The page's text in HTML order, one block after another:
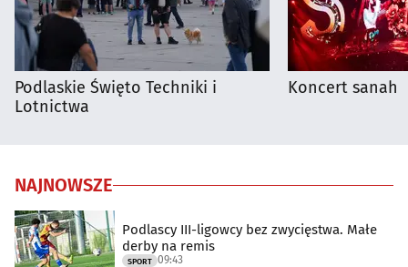
Podlaskie Święto Techniki i
Lotnictwa
Koncert sanah
NAJNOWSZE
Podlascy III-ligowcy bez zwycięstwa. Małe
derby na remis
SPORT 09:43